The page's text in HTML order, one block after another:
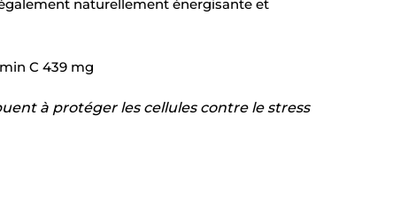
naturellement énergisante et
C 439 mg
à protéger les cellules contre le stress